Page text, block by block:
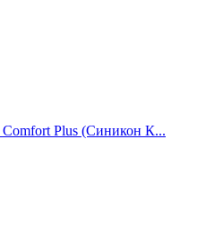
Plus (Синикон К...